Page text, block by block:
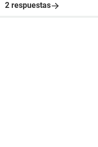
2 respuestas